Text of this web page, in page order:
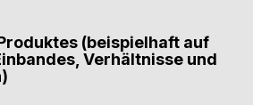
(beispielhaft auf
Verhältnisse und